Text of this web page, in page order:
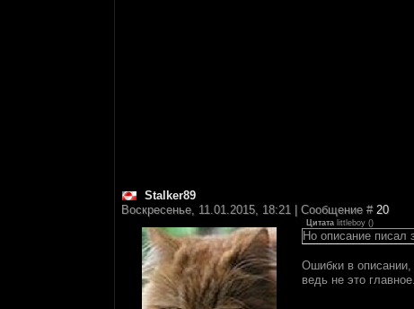
Stalker89
Воскресенье, 11.01.2015, 18:21 | Сообщение # 20
Цитата littleboy ()
Но описание писал
Ошибки в описании,
ведь не это